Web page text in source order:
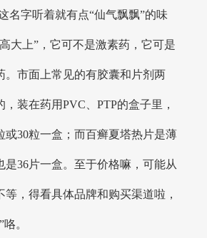
名字听着就有点“仙气飘飘”的味
大上”，它可不是激素药，它可是
。市面上常见的有胶囊和片剂两
装在药用PVC、PTP的盒子里，
或30粒一盒；而百癣夏塔热片是薄
是36片一盒。至于价格嘛，可能从
等，得看具体品牌和购买渠道啦，
。